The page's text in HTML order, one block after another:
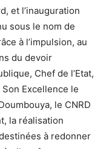
et l’inauguration
sous le nom de
à l’impulsion, au
du devoir
Chef de l’Etat,
Excellence le
le CNRD
la réalisation
à redonner